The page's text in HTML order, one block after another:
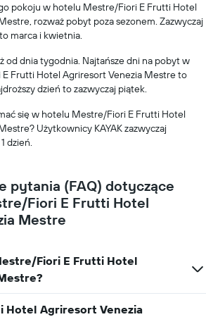
pokoju w hotelu Mestre/Fiori E Frutti Hotel
rozważ pobyt poza sezonem. Zazwyczaj
marca i kwietnia.
od dnia tygodnia. Najtańsze dni na pobyt w
Frutti Hotel Agriresort Venezia Mestre to
dzień to zazwyczaj piątek.
się w hotelu Mestre/Fiori E Frutti Hotel
Użytkownicy KAYAK zazwyczaj
dzień.
pytania (FAQ) dotyczące
Fiori E Frutti Hotel
Mestre
Fiori E Frutti Hotel
Hotel Agriresort Venezia